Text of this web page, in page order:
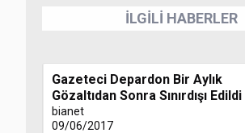
İLGİLİ HABERLER
Gazeteci Depardon Bir Aylık
Gözaltıdan Sonra Sınırdışı Edildi
bianet
09/06/2017